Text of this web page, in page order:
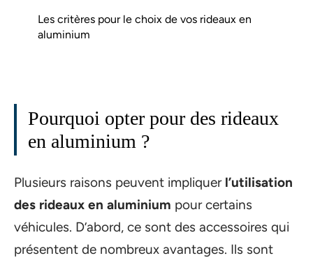
Les critères pour le choix de vos rideaux en
aluminium
Pourquoi opter pour des rideaux
en aluminium ?
Plusieurs raisons peuvent impliquer l’utilisation
des rideaux en aluminium pour certains
véhicules. D’abord, ce sont des accessoires qui
présentent de nombreux avantages. Ils sont